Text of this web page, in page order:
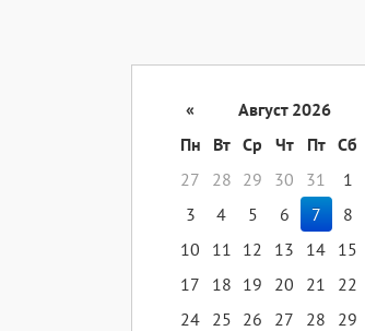
« Август 2026
Пн
Вт Ср Чт Пт Сб
27
28 29 30 31 1
3
4 5 6 7 8
10
11 12 13 14 15
17
18 19 20 21 22
24 25 26 27 28 29